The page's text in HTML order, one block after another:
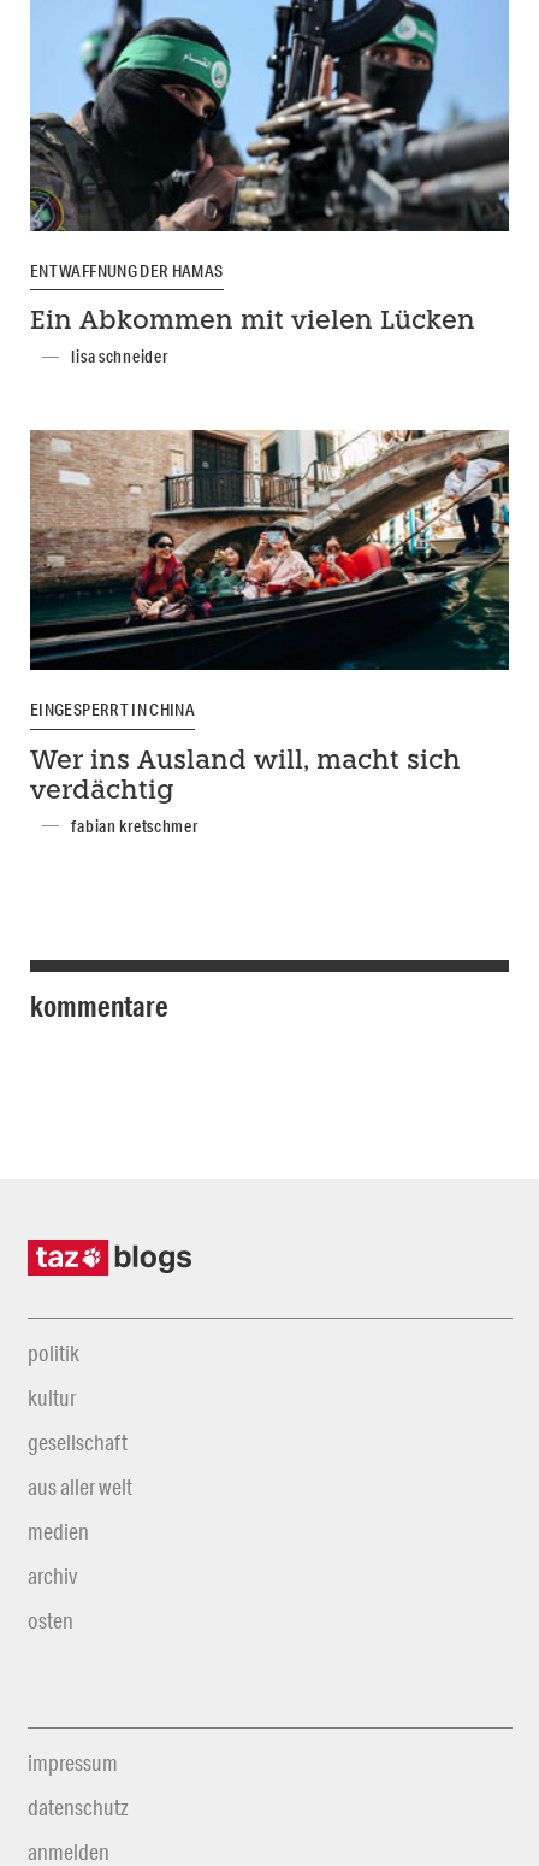
ENTWAFFNUNG DER HAMAS
Ein Abkommen mit vielen Lücken
lisa schneider
EINGESPERRT IN CHINA
Wer ins Ausland will, macht sich
verdächtig
fabian kretschmer
kommentare
politik
kultur
gesellschaft
aus aller welt
medien
archiv
osten
impressum
datenschutz
anmelden